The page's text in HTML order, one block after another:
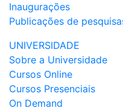
Inaugurações
Publicações de
UNIVERSIDADE
Sobre a Universidade
Cursos Online
Cursos Presenciais
On Demand